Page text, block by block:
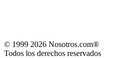
© 1999 2026 Nosotros.com®
Todos los derechos reservados